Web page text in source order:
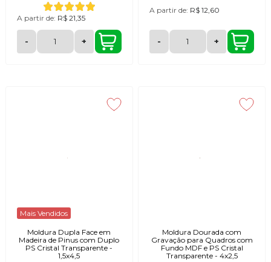
A partir de: R$ 21,35
- +
A partir de: R$ 12,60
- +
Mais Vendidos
Moldura Dupla Face em
Madeira de Pinus com Duplo
PS Cristal Transparente -
1,5x4,5
Moldura Dourada com
Gravação para Quadros com
Fundo MDF e PS Cristal
Transparente - 4x2,5